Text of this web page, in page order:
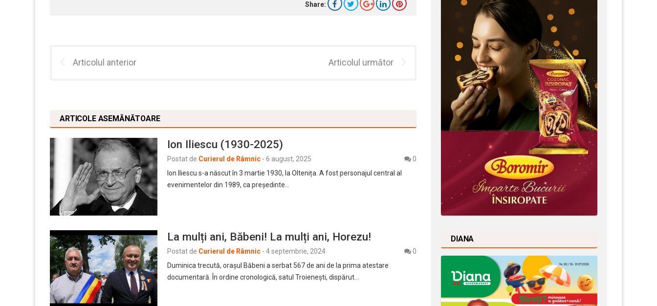
Share:
Articolul anterior Articolul următor
ARTICOLE ASEMĂNĂTOARE
Ion Iliescu (1930-2025)
Postat de Curierul de Râmnic - 6 august, 2025
0
Ion Iliescu s-a născut în 3 martie 1930, la Oltenița. A fost personajul central al
evenimentelor din 1989, ca președinte…
La mulți ani, Băbeni! La mulți ani, Horezu!
Postat de Curierul de Râmnic - 4 septembrie, 2024
0
Duminica trecută, orașul Băbeni a serbat 567 de ani de la prima atestare
documentară. În ordine cronologică, satul Troienești, dispărut…
DIANA